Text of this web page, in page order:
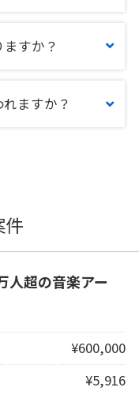
すか？
ますか？
件
人超の音楽アー
¥600,000
¥5,916